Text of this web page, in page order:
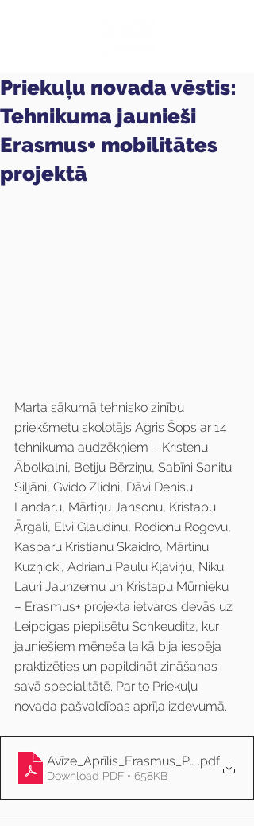
Priekuļu novada vēstis:
Tehnikuma jaunieši
Erasmus+ mobilitātes
projektā
Marta sākumā tehnisko zinību
priekšmetu skolotājs Agris Šops ar 14
tehnikuma audzēkņiem – Kristenu
Ābolkalni, Betiju Bērziņu, Sabīni Sanitu
Siljāni, Gvido Zlidni, Dāvi Denisu
Landaru, Mārtiņu Jansonu, Kristapu
Ārgali, Elvi Glaudiņu, Rodionu Rogovu,
Kasparu Kristianu Skaidro, Mārtiņu
Kuzņicki, Adrianu Paulu Kļaviņu, Niku
Lauri Jaunzemu un Kristapu Mūrnieku
– Erasmus+ projekta ietvaros devās uz
Leipcigas piepilsētu Schkeuditz, kur
jauniešiem mēneša laikā bija iespēja
praktizēties un papildināt zināšanas
savā specialitātē. Par to Priekuļu
novada pašvaldības aprīļa izdevumā.
Avīze_Aprīlis_Erasmus_Priekuli
.pdf
Download PDF • 658KB